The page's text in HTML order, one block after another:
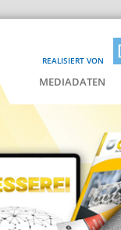
REALISIERT VON
MEDIADATEN